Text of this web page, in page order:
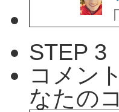
STEP 3
コメン
なたの